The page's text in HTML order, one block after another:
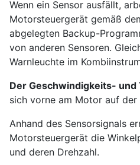
Wenn ein Sensor ausfällt,
Motorsteuergerät gemäß
abgelegten Backup-
von anderen Sensoren.
Warnleuchte im
Der Geschwindigkeits-
sich vorne am Motor auf der
Anhand des Sensorsignals
Motorsteuergerät die
und deren Drehzahl.